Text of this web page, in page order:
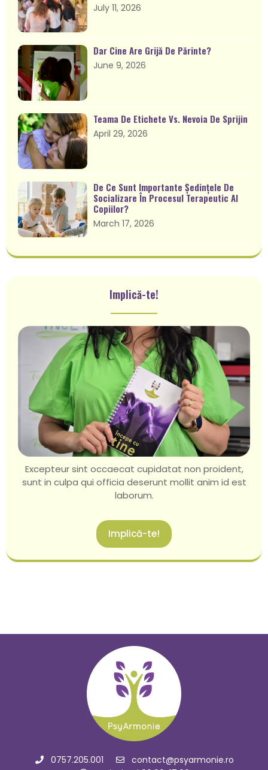
July 11, 2026
Dar Cine Are Grijă De Părinte?
June 9, 2026
Teama De Etichete Vs. Nevoia De Sprijin
April 29, 2026
De Ce Sunt Importante Ședințele De
Socializare În Procesul Terapeutic Al
Copiilor?
March 17, 2026
Implică-te!
Excepteur sint occaecat cupidatat non proident,
sunt in culpa qui officia deserunt mollit anim id est
laborum.
Implică-te!
0757.205.001
contact@psyarmonie.ro